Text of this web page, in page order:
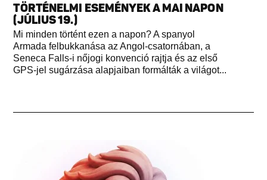
TÖRTÉNELMI ESEMÉNYEK A MAI NAPON
(JÚLIUS 19.)
Mi minden történt ezen a napon? A spanyol
Armada felbukkanása az Angol-csatornában, a
Seneca Falls-i nőjogi konvenció rajtja és az első
GPS-jel sugárzása alapjaiban formálták a világot...